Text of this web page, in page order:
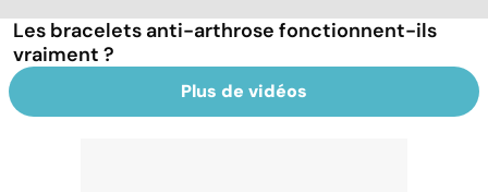
Les bracelets anti-arthrose fonctionnent-ils
vraiment ?
Plus de vidéos